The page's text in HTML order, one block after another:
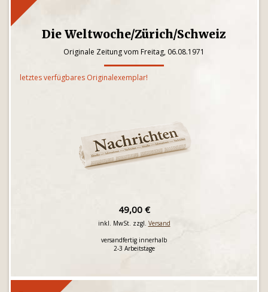
Die Weltwoche/Zürich/Schweiz
Originale Zeitung vom Freitag, 06.08.1971
letztes verfügbares Originalexemplar!
49,00 €
inkl. MwSt. zzgl. Versand
versandfertig innerhalb
2-3 Arbeitstage